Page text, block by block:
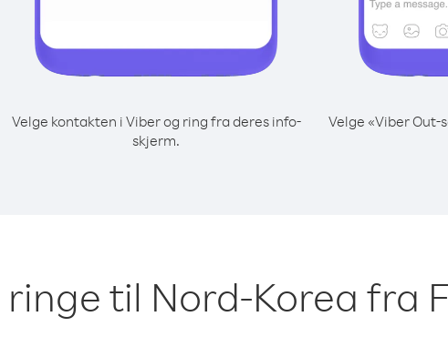
Velge kontakten i Viber og ring fra deres info-
skjerm.
Velge «Viber
til Nord-Korea fra